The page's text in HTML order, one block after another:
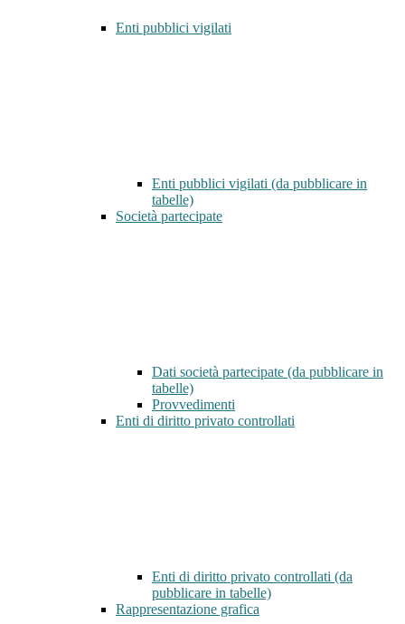
Enti pubblici vigilati
Enti pubblici vigilati (da pubblicare in
tabelle)
Società partecipate
Dati società partecipate (da pubblicare in
tabelle)
Provvedimenti
Enti di diritto privato controllati
Enti di diritto privato controllati (da
pubblicare in tabelle)
Rappresentazione grafica